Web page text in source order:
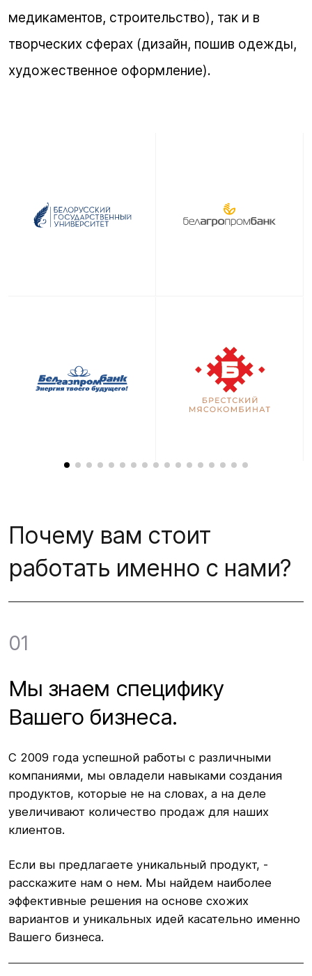
медикаментов, строительство), так и в
творческих сферах (дизайн, пошив одежды,
художественное оформление).
Почему вам стоит
работать именно с нами?
01
Мы знаем специфику
Вашего бизнеса.
С 2009 года успешной работы с различными
компаниями, мы овладели навыками создания
продуктов, которые не на словах, а на деле
увеличивают количество продаж для наших
клиентов.
Если вы предлагаете уникальный продукт, -
расскажите нам о нем. Мы найдем наиболее
эффективные решения на основе схожих
вариантов и уникальных идей касательно именно
Вашего бизнеса.